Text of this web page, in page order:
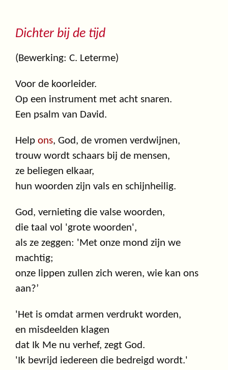
Dichter bij de tijd
(Bewerking: C. Leterme)
Voor de koorleider.
Op een instrument met acht snaren.
Een psalm van David.
Help ons, God, de vromen verdwijnen,
trouw wordt schaars bij de mensen,
ze beliegen elkaar,
hun woorden zijn vals en schijnheilig.
God, vernieting die valse woorden,
die taal vol 'grote woorden',
als ze zeggen: 'Met onze mond zijn we
machtig;
onze lippen zullen zich weren, wie kan ons
aan?’
'Het is omdat armen verdrukt worden,
en misdeelden klagen
dat Ik Me nu verhef, zegt God.
'Ik bevrijd iedereen die bedreigd wordt.'